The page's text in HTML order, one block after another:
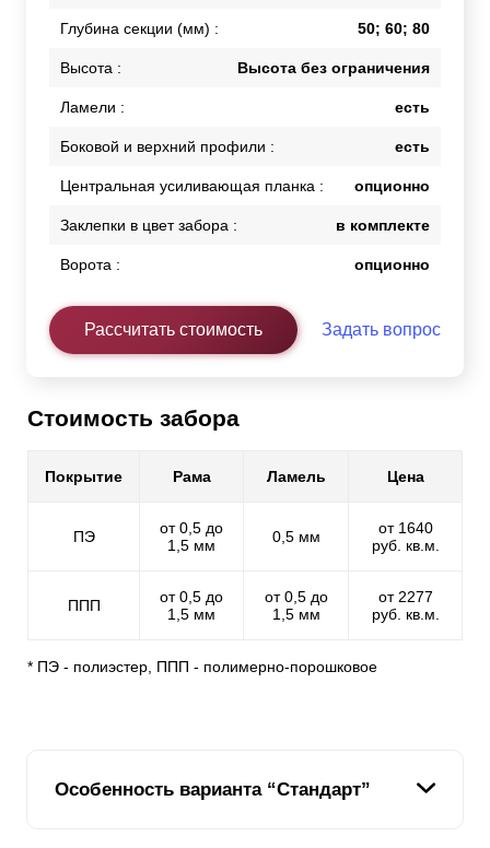
Глубина секции (мм) : 50; 60; 80
Высота : Высота без ограничения
Ламели : есть
Боковой и верхний профили : есть
Центральная усиливающая планка : опционно
Заклепки в цвет забора : в комплекте
Ворота : опционно
Рассчитать стоимость Задать вопрос
Стоимость забора
Покрытие Рама Ламель Цена
ПЭ
от 0,5 до
1,5 мм
0,5 мм
от 1640
руб. кв.м.
ППП
от 0,5 до
1,5 мм
от 0,5 до
1,5 мм
от 2277
руб. кв.м.
* ПЭ - полиэстер, ППП - полимерно-порошковое
Особенность варианта “Стандарт”